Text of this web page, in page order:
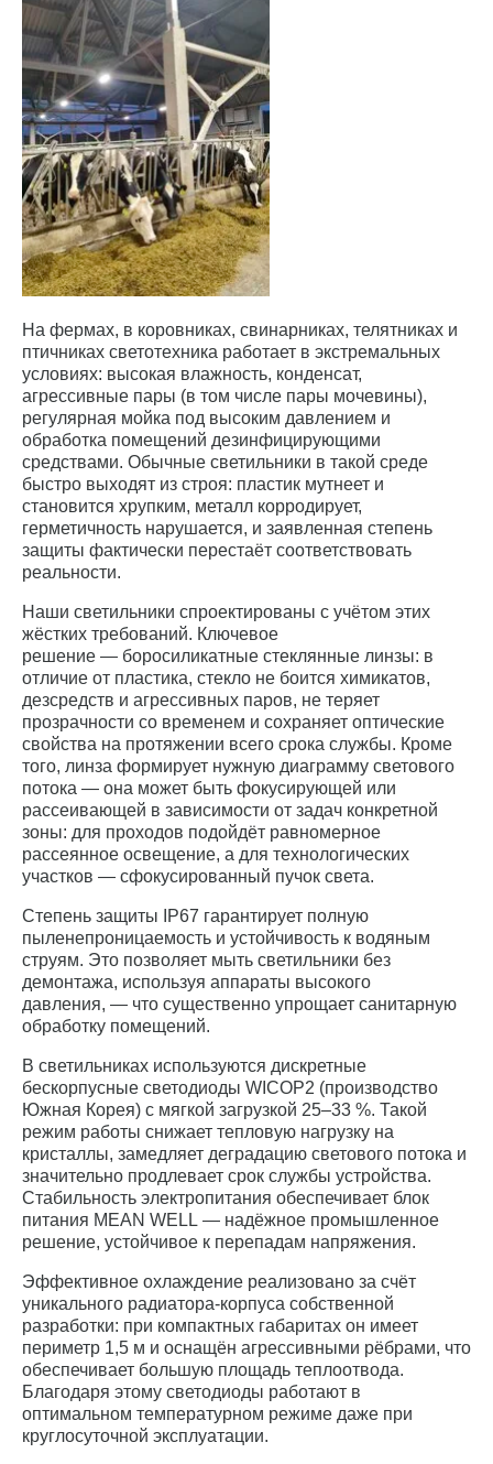
На фермах, в коровниках, свинарниках, телятниках и
птичниках светотехника работает в экстремальных
условиях: высокая влажность, конденсат,
агрессивные пары (в том числе пары мочевины),
регулярная мойка под высоким давлением и
обработка помещений дезинфицирующими
средствами. Обычные светильники в такой среде
быстро выходят из строя: пластик мутнеет и
становится хрупким, металл корродирует,
герметичность нарушается, и заявленная степень
защиты фактически перестаёт соответствовать
реальности.
Наши светильники спроектированы с учётом этих
жёстких требований. Ключевое
решение — боросиликатные стеклянные линзы: в
отличие от пластика, стекло не боится химикатов,
дезсредств и агрессивных паров, не теряет
прозрачности со временем и сохраняет оптические
свойства на протяжении всего срока службы. Кроме
того, линза формирует нужную диаграмму светового
потока — она может быть фокусирующей или
рассеивающей в зависимости от задач конкретной
зоны: для проходов подойдёт равномерное
рассеянное освещение, а для технологических
участков — сфокусированный пучок света.
Степень защиты IP67 гарантирует полную
пыленепроницаемость и устойчивость к водяным
струям. Это позволяет мыть светильники без
демонтажа, используя аппараты высокого
давления, — что существенно упрощает санитарную
обработку помещений.
В светильниках используются дискретные
бескорпусные светодиоды WICOP2 (производство
Южная Корея) с мягкой загрузкой 25–33 %. Такой
режим работы снижает тепловую нагрузку на
кристаллы, замедляет деградацию светового потока и
значительно продлевает срок службы устройства.
Стабильность электропитания обеспечивает блок
питания MEAN WELL — надёжное промышленное
решение, устойчивое к перепадам напряжения.
Эффективное охлаждение реализовано за счёт
уникального радиатора‑корпуса собственной
разработки: при компактных габаритах он имеет
периметр 1,5 м и оснащён агрессивными рёбрами, что
обеспечивает большую площадь теплоотвода.
Благодаря этому светодиоды работают в
оптимальном температурном режиме даже при
круглосуточной эксплуатации.